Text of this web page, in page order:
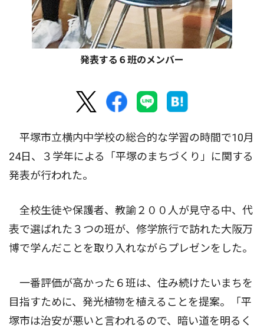
発表する６班のメンバー
平塚市立横内中学校の総合的な学習の時間で10月
24日、３学年による「平塚のまちづくり」に関する
発表が行われた。
全校生徒や保護者、教諭２００人が見守る中、代
表で選ばれた３つの班が、修学旅行で訪れた大阪万
博で学んだことを取り入れながらプレゼンをした。
一番評価が高かった６班は、住み続けたいまちを
目指すために、発光植物を植えることを提案。「平
塚市は治安が悪いと言われるので、暗い道を明るく